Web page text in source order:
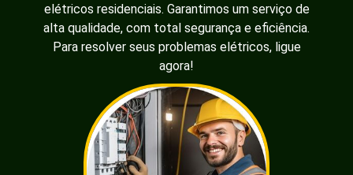
elétricos residenciais. Garantimos um serviço de
alta qualidade, com total segurança e eficiência.
Para resolver seus problemas elétricos, ligue
agora!